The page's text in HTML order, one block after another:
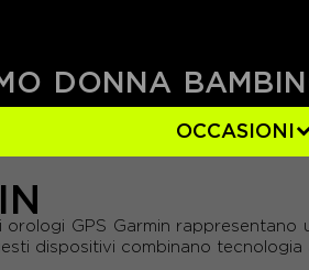
DONNA
OCCASIONI
GPS Garmin
dispositivi combinano